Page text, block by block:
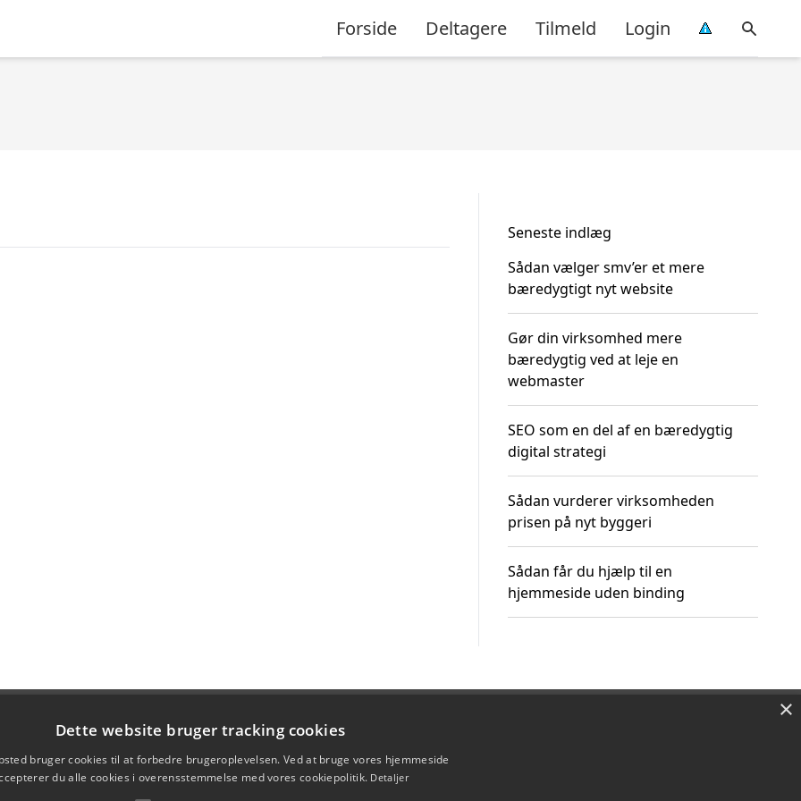
Forside Deltagere Tilmeld Login
Seneste indlæg
Sådan vælger smv’er et mere
bæredygtigt nyt website
Gør din virksomhed mere
bæredygtig ved at leje en
webmaster
SEO som en del af en bæredygtig
digital strategi
Sådan vurderer virksomheden
prisen på nyt byggeri
Sådan får du hjælp til en
hjemmeside uden binding
×
Dette website bruger tracking cookies
bruger cookies til at forbedre brugeroplevelsen. Ved at bruge vores hjemmeside
du alle cookies i overensstemmelse med vores cookiepolitik. Detaljer